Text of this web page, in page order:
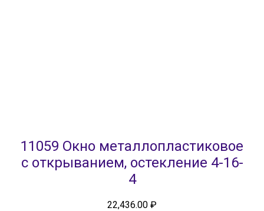
11059 Окно металлопластиковое
с открыванием, остекление 4-16-
4
22,436.00 ₽